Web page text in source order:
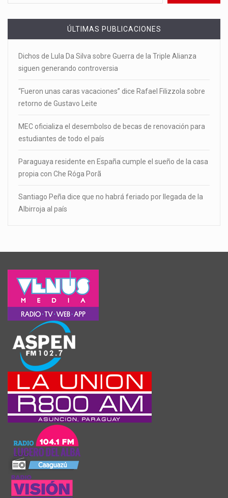
ÚLTIMAS PUBLICACIONES
Dichos de Lula Da Silva sobre Guerra de la Triple Alianza
siguen generando controversia
“Fueron unas caras vacaciones” dice Rafael Filizzola sobre
retorno de Gustavo Leite
MEC oficializa el desembolso de becas de renovación para
estudiantes de todo el país
Paraguaya residente en España cumple el sueño de la casa
propia con Che Róga Porã
Santiago Peña dice que no habrá feriado por llegada de la
Albirroja al país